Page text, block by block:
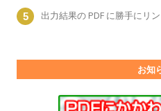
出力結果の PDF に勝手にリ
お知